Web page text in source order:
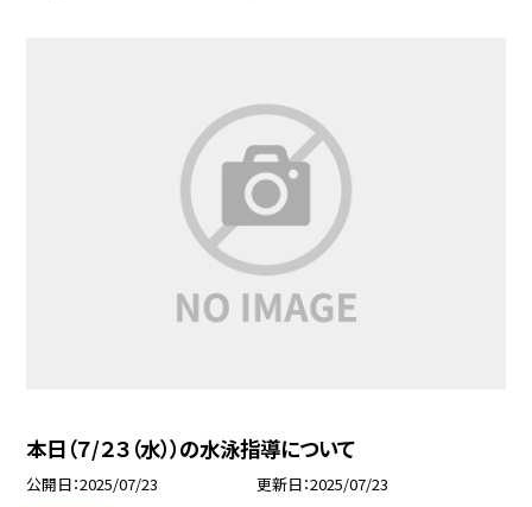
本日（７/２３（水））の水泳指導について
公開日 2025/07/23 更新日 2025/07/23